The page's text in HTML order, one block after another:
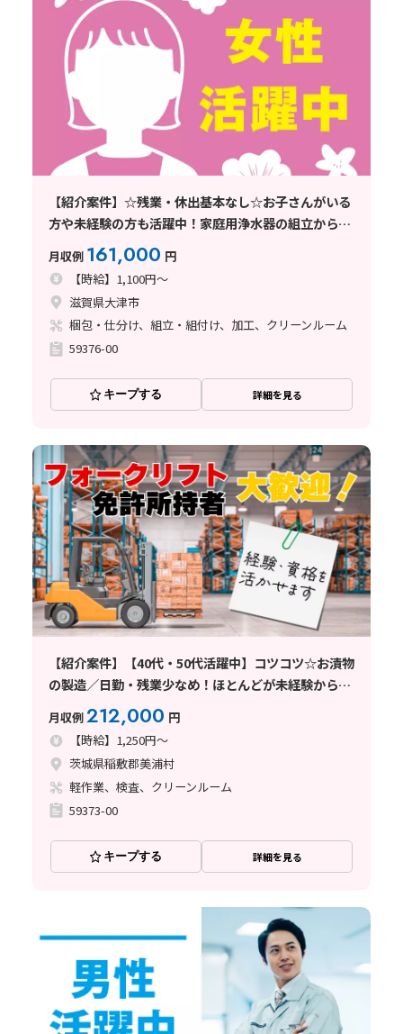
【紹介案件】☆残業・休出基本なし☆お子さんがいる
方や未経験の方も活躍中！家庭用浄水器の組立から完
成品の梱包！もくもく×繰り返し♪
月収例 161,000 円
【時給】1,100円～
滋賀県大津市
梱包・仕分け、組立・組付け、加工、クリーンルーム
59376-00
キープする 詳細を見る
【紹介案件】【40代・50代活躍中】コツコツ☆お漬物
の製造／日勤・残業少なめ！ほとんどが未経験からの
スタート♪車通勤OK
月収例212,000 円
【時給】1,250円～
茨城県稲敷郡美浦村
軽作業、検査、クリーンルーム
59373-00
キープする 詳細を見る